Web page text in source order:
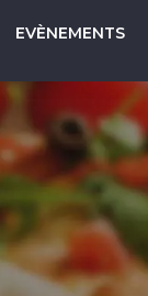
EVÈNEMENTS